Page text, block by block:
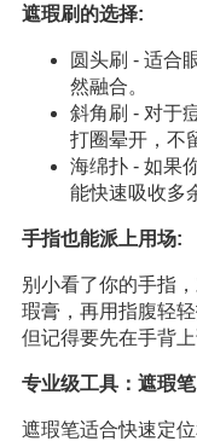
遮瑕刷的选择:
圆头刷 - 适合
然融合。
斜角刷 - 对于
打圈晕开，不
海绵扑 - 如果
能快速吸收多
手指也能派上用场:
别小看了你的手指
瑕膏，再用指腹轻
但记得要先在手背
专业级工具：遮瑕笔
遮瑕笔适合快速定